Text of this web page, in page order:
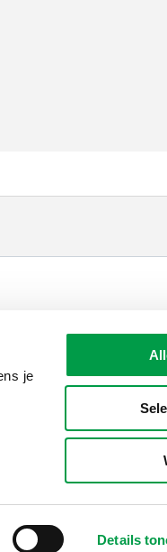
je
Details
meldingen &